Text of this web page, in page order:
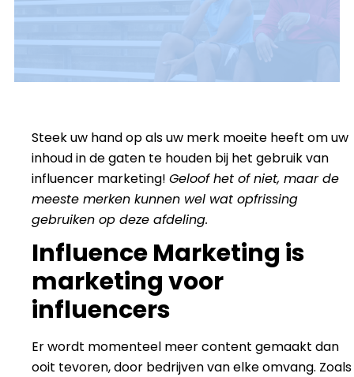
Steek uw hand op als uw merk moeite heeft om uw
inhoud in de gaten te houden bij het gebruik van
influencer marketing! Geloof het of niet, maar de
meeste merken kunnen wel wat opfrissing
gebruiken op deze afdeling.
Influence Marketing is
marketing voor
influencers
Er wordt momenteel meer content gemaakt dan
ooit tevoren, door bedrijven van elke omvang. Zoals